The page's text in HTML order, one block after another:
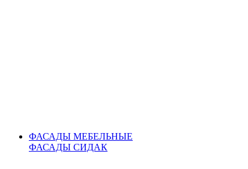
ФАСАДЫ МЕБЕЛЬНЫЕ
ФАСАДЫ СИДАК